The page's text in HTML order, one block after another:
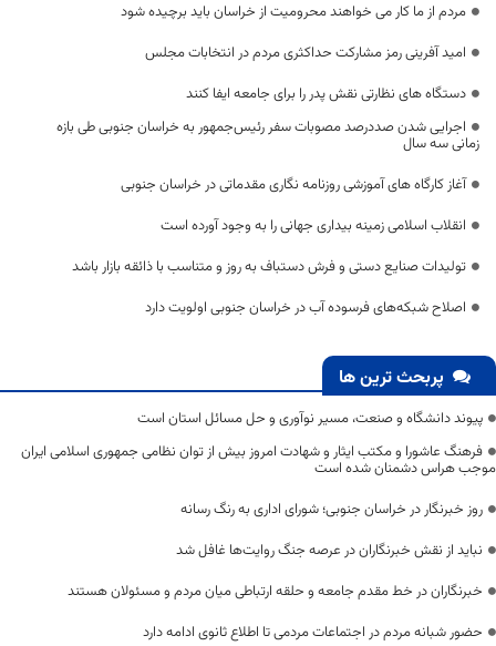
مردم از ما کار می خواهند محرومیت از خراسان باید برچیده شود
امید آفرینی رمز مشارکت حداکثری مردم در انتخابات مجلس
دستگاه های نظارتی نقش پدر را برای جامعه ایفا کنند
اجرایی شدن صددرصد مصوبات سفر رئیس‌جمهور به خراسان جنوبی طی بازه
زمانی سه سال
آغاز کارگاه های آموزشی روزنامه نگاری مقدماتی در خراسان جنوبی
انقلاب اسلامی زمینه بیداری جهانی را به وجود آورده است
تولیدات صنایع دستی و فرش دستباف به روز و متناسب با ذائقه بازار باشد
اصلاح شبکه‌های فرسوده آب در خراسان جنوبی اولویت دارد
پربحث ترین ها
پیوند دانشگاه و صنعت، مسیر نوآوری و حل مسائل استان است
فرهنگ عاشورا و مکتب ایثار و شهادت امروز بیش از توان نظامی جمهوری اسلامی ایران
موجب هراس دشمنان شده است
روز خبرنگار در خراسان جنوبی؛ شورای اداری به رنگ رسانه
نباید از نقش خبرنگاران در عرصه جنگ روایت‌ها غافل شد
خبرنگاران در خط مقدم جامعه و حلقه ارتباطی میان مردم و مسئولان هستند
حضور شبانه مردم در اجتماعات مردمی تا اطلاع ثانوی ادامه دارد